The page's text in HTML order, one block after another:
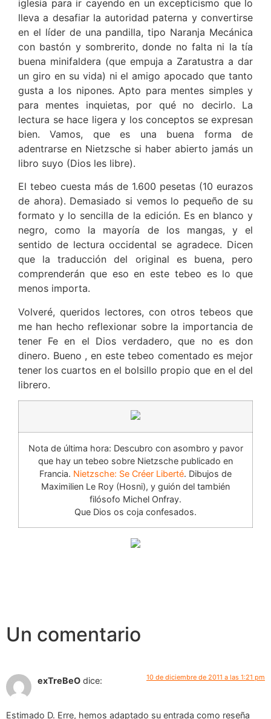
iglesia para ir cayendo en un excepticismo que lo
lleva a desafiar la autoridad paterna y convertirse
en el líder de una pandilla, tipo Naranja Mecánica
con bastón y sombrerito, donde no falta ni la tía
buena minifaldera (que empuja a Zaratustra a dar
un giro en su vida) ni el amigo apocado que tanto
gusta a los nipones. Apto para mentes simples y
para mentes inquietas, por qué no decirlo. La
lectura se hace ligera y los conceptos se expresan
bien. Vamos, que es una buena forma de
adentrarse en Nietzsche si haber abierto jamás un
libro suyo (Dios les libre).
El tebeo cuesta más de 1.600 pesetas (10 eurazos
de ahora). Demasiado si vemos lo pequeño de su
formato y lo sencilla de la edición. Es en blanco y
negro, como la mayoría de los mangas, y el
sentido de lectura occidental se agradece. Dicen
que la traducción del original es buena, pero
comprenderán que eso en este tebeo es lo que
menos importa.
Volveré, queridos lectores, con otros tebeos que
me han hecho reflexionar sobre la importancia de
tener Fe en el Dios verdadero, que no es don
dinero. Bueno , en este tebeo comentado es mejor
tener los cuartos en el bolsillo propio que en el del
librero.
Nota de última hora: Descubro con asombro y pavor
que hay un tebeo sobre Nietzsche publicado en
Francia. Nietzsche: Se Créer Liberté. Dibujos de
Maximilien Le Roy (Hosni), y guión del también
filósofo Michel Onfray.
Que Dios os coja confesados.
Un comentario
exTreBeO dice: 10 de diciembre de 2011 a las 1:21 pm
Estimado D. Erre, hemos adaptado su entrada como reseña